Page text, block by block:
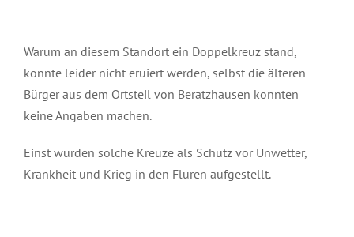
Warum an diesem Standort ein Doppelkreuz stand,
konnte leider nicht eruiert werden, selbst die älteren
Bürger aus dem Ortsteil von Beratzhausen konnten
keine Angaben machen.
Einst wurden solche Kreuze als Schutz vor Unwetter,
Krankheit und Krieg in den Fluren aufgestellt.